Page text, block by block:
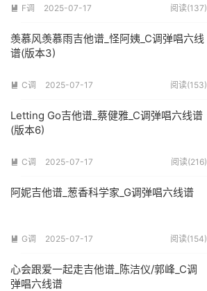
 F调 2025-07-17 阅读(137)
羡慕风羡慕雨吉他谱_怪阿姨_C调弹唱六线
谱(版本3)
 C调 2025-07-17 阅读(153)
Letting Go吉他谱_蔡健雅_C调弹唱六线谱
(版本6)
 C调 2025-07-17 阅读(216)
阿妮吉他谱_葱香科学家_G调弹唱六线谱
 G调 2025-07-17 阅读(154)
心会跟爱一起走吉他谱_陈洁仪/郭峰_C调
弹唱六线谱